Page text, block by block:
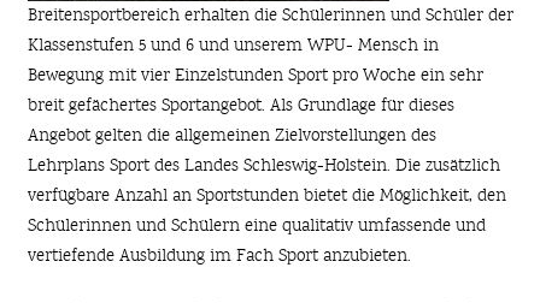
Breitensportbereich erhalten die Schülerinnen und Schüler der
Klassenstufen 5 und 6 und unserem WPU- Mensch in
Bewegung mit vier Einzelstunden Sport pro Woche ein sehr
breit gefächertes Sportangebot. Als Grundlage für dieses
Angebot gelten die allgemeinen Zielvorstellungen des
Lehrplans Sport des Landes Schleswig-Holstein. Die zusätzlich
verfügbare Anzahl an Sportstunden bietet die Möglichkeit, den
Schülerinnen und Schülern eine qualitativ umfassende und
vertiefende Ausbildung im Fach Sport anzubieten.